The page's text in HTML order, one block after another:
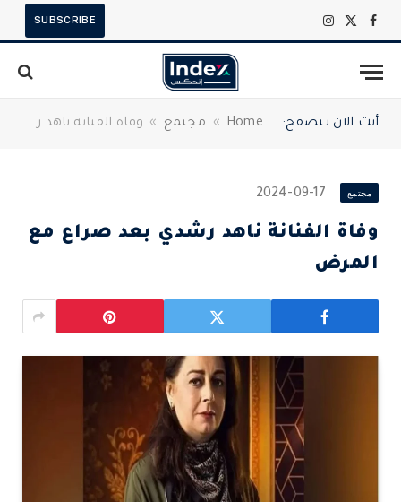
فيسبوك
X
الانستغرام
SUBSCRIBE
أنت الآن تتصفح: Home
» مجتمع » وفاة الفنانة ناهد رشدي بعد صراع مع المرض
مجتمع 2024-09-17
وفاة الفنانة ناهد رشدي بعد صراع مع
المرض